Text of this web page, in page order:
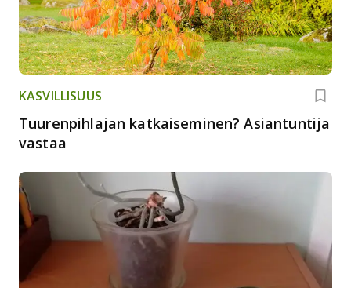
KASVILLISUUS
Tuurenpihlajan katkaiseminen? Asiantuntija
vastaa